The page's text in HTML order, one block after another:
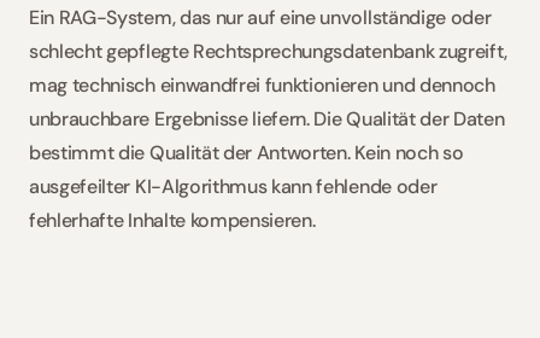
Ein RAG-System, das nur auf eine unvollständige oder
schlecht gepflegte Rechtsprechungsdatenbank zugreift,
mag technisch einwandfrei funktionieren und dennoch
unbrauchbare Ergebnisse liefern. Die Qualität der Daten
bestimmt die Qualität der Antworten. Kein noch so
ausgefeilter KI-Algorithmus kann fehlende oder
fehlerhafte Inhalte kompensieren.